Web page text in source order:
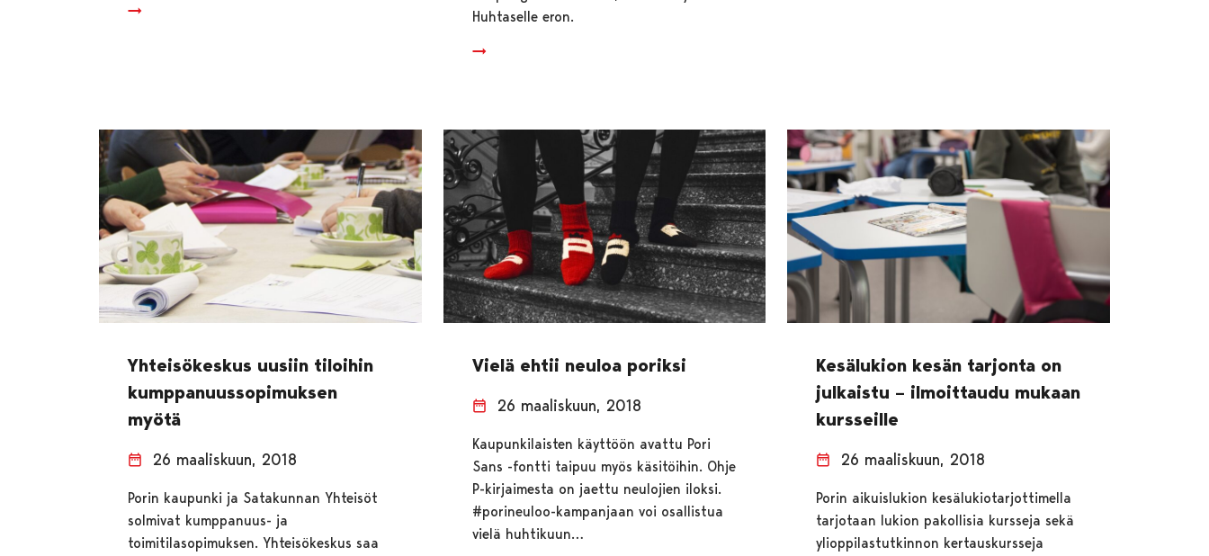
Huhtaselle eron.
Yhteisökeskus uusiin tiloihin
kumppanuussopimuksen
myötä
26 maaliskuun, 2018
Porin kaupunki ja Satakunnan Yhteisöt
solmivat kumppanuus- ja
toimitilasopimuksen. Yhteisökeskus saa
Vielä ehtii neuloa poriksi
26 maaliskuun, 2018
Kaupunkilaisten käyttöön avattu Pori
Sans -fontti taipuu myös käsitöihin. Ohje
P-kirjaimesta on jaettu neulojien iloksi.
#porineuloo-kampanjaan voi osallistua
vielä huhtikuun…
Kesälukion kesän tarjonta on
julkaistu – ilmoittaudu mukaan
kursseille
26 maaliskuun, 2018
Porin aikuislukion kesälukiotarjottimella
tarjotaan lukion pakollisia kursseja sekä
ylioppilastutkinnon kertauskursseja